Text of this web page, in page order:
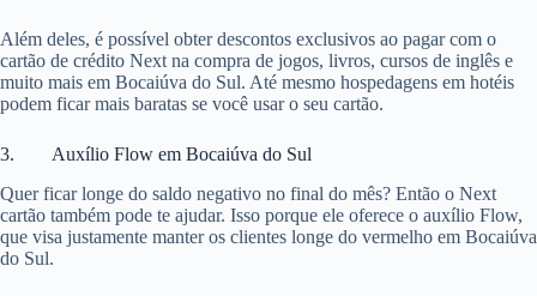
Além deles, é possível obter descontos exclusivos ao pagar com o
cartão de crédito Next na compra de jogos, livros, cursos de inglês e
muito mais em Bocaiúva do Sul. Até mesmo hospedagens em hotéis
podem ficar mais baratas se você usar o seu cartão.
3. Auxílio Flow em Bocaiúva do Sul
Quer ficar longe do saldo negativo no final do mês? Então o Next
cartão também pode te ajudar. Isso porque ele oferece o auxílio Flow,
que visa justamente manter os clientes longe do vermelho em Bocaiúva
do Sul.